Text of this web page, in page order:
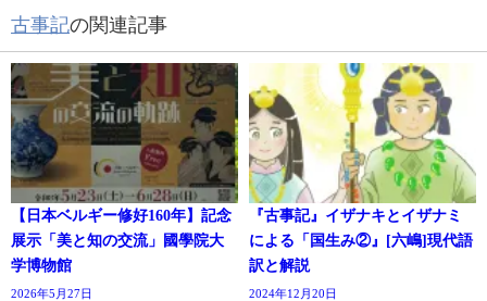
古事記の関連記事
【日本ベルギー修好160年】記念
展示「美と知の交流」國學院大
学博物館
2026年5月27日
『古事記』イザナキとイザナミ
による「国生み②』[六嶋]現代語
訳と解説
2024年12月20日